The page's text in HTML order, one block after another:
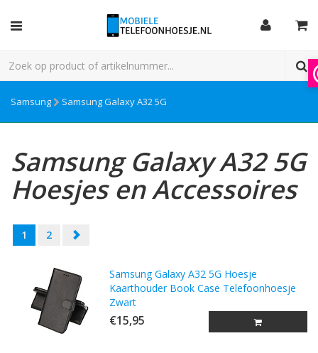
Samsung Samsung Galaxy A32 5G
Samsung Galaxy A32 5G
Hoesjes en Accessoires
1 2
Samsung Galaxy A32 5G Hoesje
Kaarthouder Book Case Telefoonhoesje
Zwart
€15,95